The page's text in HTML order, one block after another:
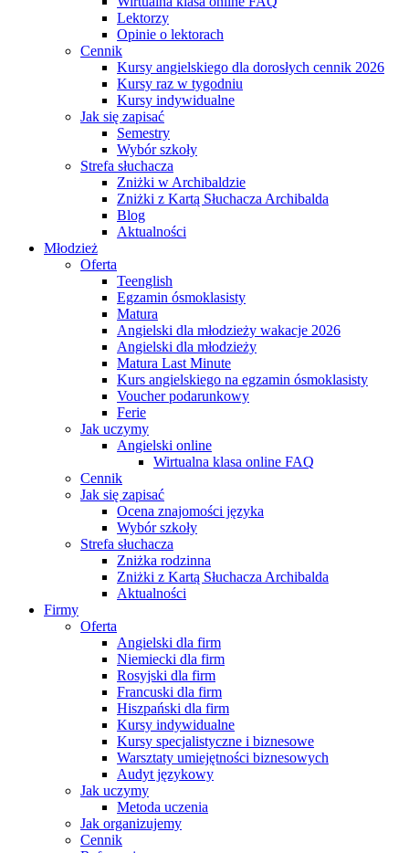
Lektorzy
Opinie o lektorach
Cennik
Kursy angielskiego dla dorosłych cennik 2026
Kursy raz w tygodniu
Kursy indywidualne
Jak się zapisać
Semestry
Wybór szkoły
Strefa słuchacza
Zniżki w Archibaldzie
Zniżki z Kartą Słuchacza Archibalda
Blog
Aktualności
Młodzież
Oferta
Teenglish
Egzamin ósmoklasisty
Matura
Angielski dla młodzieży wakacje 2026
Angielski dla młodzieży
Matura Last Minute
Kurs angielskiego na egzamin ósmoklasisty
Voucher podarunkowy
Ferie
Jak uczymy
Angielski online
Wirtualna klasa online FAQ
Cennik
Jak się zapisać
Ocena znajomości języka
Wybór szkoły
Strefa słuchacza
Zniżka rodzinna
Zniżki z Kartą Słuchacza Archibalda
Aktualności
Firmy
Oferta
Angielski dla firm
Niemiecki dla firm
Rosyjski dla firm
Francuski dla firm
Hiszpański dla firm
Kursy indywidualne
Kursy specjalistyczne i biznesowe
Warsztaty umiejętności biznesowych
Audyt językowy
Jak uczymy
Metoda uczenia
Jak organizujemy
Cennik